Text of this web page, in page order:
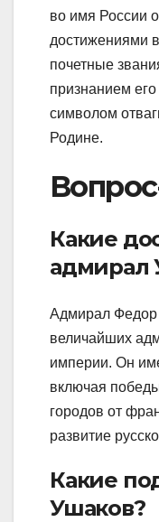
во имя России
достижениями
почетные
признанием его
символом
Родине.
Какие
адмирал
Адмирал
величайших
империи. Он
включая
городов от
развитие
Какие
Ушаков?